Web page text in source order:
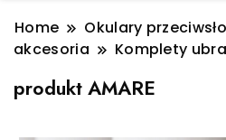
Home Okulary
akcesoria
Komplety
produkt AMARE